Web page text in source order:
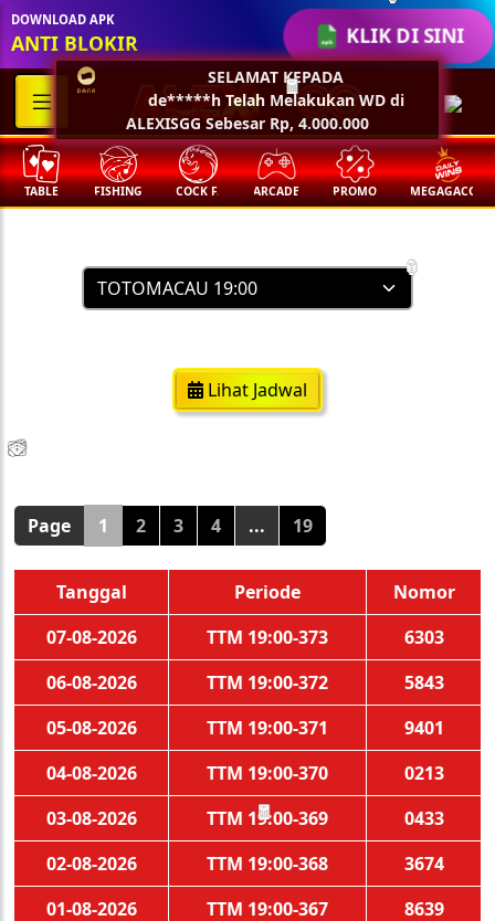
SELAMAT KEPADA
de*****h Telah Melakukan WD di
ALEXISGG Sebesar Rp, 4.000.000
🧧
🧧
KLIK DI SINI
DOWNLOAD APK
ANTI BLOKIR
TABLE FISHING COCK F. ARCADE PROMO MEGAGACOR
Lihat Jadwal
Page 1 2 3 4 ... 19
Tanggal Periode
Nomor
07-08-2026
TTM 19:00-373
6303
06-08-2026
TTM 19:00-372
5843
05-08-2026
TTM 19:00-371
9401
04-08-2026
TTM 19:00-370
0213
03-08-2026
TTM 19:00-369
0433
02-08-2026
TTM 19:00-368
3674
01-08-2026
TTM 19:00-367
8639